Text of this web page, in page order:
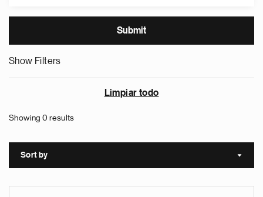
Show Filters
Limpiar todo
Showing 0 results
Sort by Sort